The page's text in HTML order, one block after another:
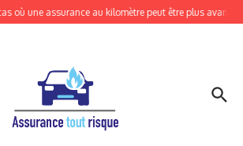
où une assurance au kilomètre peut être plus